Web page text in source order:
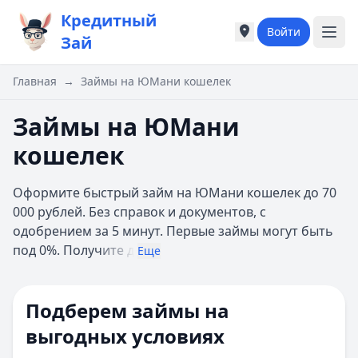
Кредитный
Зай
Города России
Казань
Б
Барнаул
Белгород
Города России
Казань
Б
Барнаул
Белгород
Войти
Главная → Займы на ЮМани кошелек
Займы на ЮМани
кошелек
Оформите быстрый займ на ЮМани кошелек до 70
000 рублей. Без справок и документов, с
одобрением за 5 минут. Первые займы могут быть
под 0%. Получите д Еще
Подберем займы на
выгодных условиях